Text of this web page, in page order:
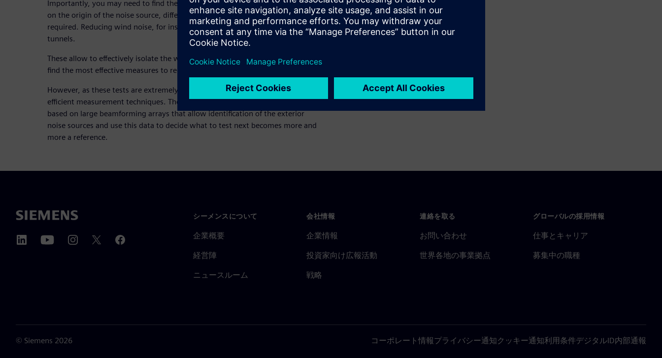
Importantly, you may need to find the noise root cause and act on it. Depending
on the origin of the noise source, different NVH analysis techniques are
required. Reducing wind noise, for instance, happens most effectively in wind
tunnels.
These allow to effectively isolate the wind noise from other noise sources and
find the most effective measures to reduce this annoying source.
However, as these tests are extremely costly, it is crucial to test with extremely
efficient measurement techniques. The use of industrialized testing processes
based on large beamforming arrays that allow identification of the exterior
noise sources and use this data to decide what to test next becomes more and
more a reference.
シーメンスについて
企業概要
経営陣
ニュースルーム
会社情報
企業情報
投資家向け広報活動
戦略
連絡を取る
お問い合わせ
世界各地の事業拠点
グローバルの採用情報
仕事とキャリア
募集中の職種
© Siemens 2026 コーポレート情報プライバシー通知クッキー通知利用条件デジタルID内部通報